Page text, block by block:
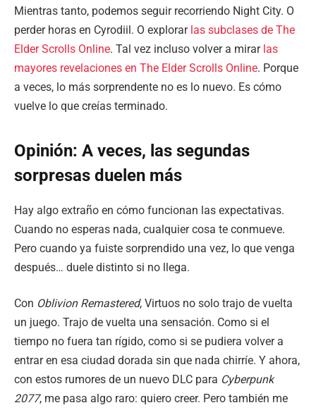
Mientras tanto, podemos seguir recorriendo Night City. O
perder horas en Cyrodiil. O explorar las subclases de The
Elder Scrolls Online. Tal vez incluso volver a mirar las
mayores revelaciones en The Elder Scrolls Online. Porque
a veces, lo más sorprendente no es lo nuevo. Es cómo
vuelve lo que creías terminado.
Opinión: A veces, las segundas
sorpresas duelen más
Hay algo extraño en cómo funcionan las expectativas.
Cuando no esperas nada, cualquier cosa te conmueve.
Pero cuando ya fuiste sorprendido una vez, lo que venga
después… duele distinto si no llega.
Con Oblivion Remastered, Virtuos no solo trajo de vuelta
un juego. Trajo de vuelta una sensación. Como si el
tiempo no fuera tan rígido, como si se pudiera volver a
entrar en esa ciudad dorada sin que nada chirríe. Y ahora,
con estos rumores de un nuevo DLC para Cyberpunk
2077, me pasa algo raro: quiero creer. Pero también me